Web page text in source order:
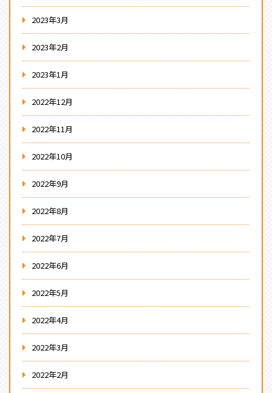
2023年3月
2023年2月
2023年1月
2022年12月
2022年11月
2022年10月
2022年9月
2022年8月
2022年7月
2022年6月
2022年5月
2022年4月
2022年3月
2022年2月